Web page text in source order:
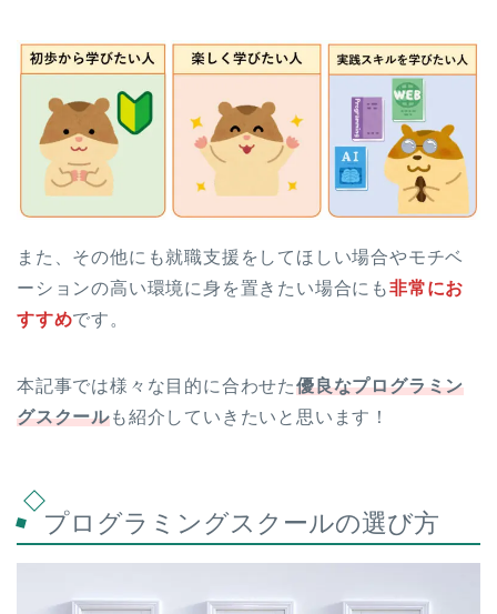
また、その他にも就職支援をしてほしい場合やモチベ
ーションの高い環境に身を置きたい場合にも非常にお
すすめです。
本記事では様々な目的に合わせた優良なプログラミン
グスクールも紹介していきたいと思います！
プログラミングスクールの選び方